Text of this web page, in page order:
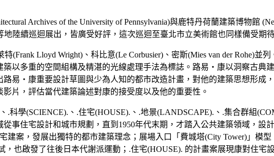
Archives of the University of Pennsylvania)與鹿特丹荷蘭建築博物館
陸續巡迴展出，皆廣受好評，這次巡迴至臺北市立美術館也同樣備受期
(Frank Lloyd Wright)、科比意(Le Corbusier)、密斯(Mies van der Rohe)並
以多重的空間組構及精湛的光線處理手法為標誌。路易‧康以洞察古典
易‧康重要設計草圖與少為人知的都市改造計畫，對他的建築思想形成
片，評估當代建築論述對康的接受度以及他的重要性。
學(SCIENCE).、.住宅(HOUSE).、.地景(LANDSCAPE).、.集合群組
事住宅設計和城市規劃，直到1950年代末期，才踏入公共建築領域，設
案，發展出獨特的都市建築理念；展場入口「費城塔(City Tower)」模型
也啟發了往後日本代謝派運動；.住宅(HOUSE). 的計畫案展現康對住宅